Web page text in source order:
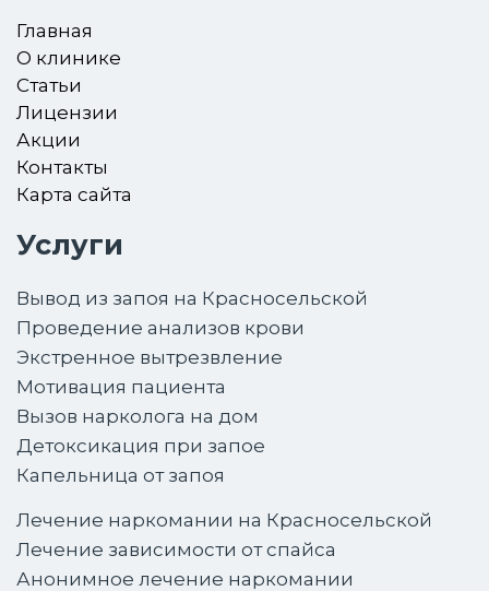
Главная
О клинике
Статьи
Лицензии
Акции
Контакты
Карта сайта
Услуги
Вывод из запоя на Красносельской
Проведение анализов крови
Экстренное вытрезвление
Мотивация пациента
Вызов нарколога на дом
Детоксикация при запое
Капельница от запоя
Лечение наркомании на Красносельской
Лечение зависимости от спайса
Анонимное лечение наркомании